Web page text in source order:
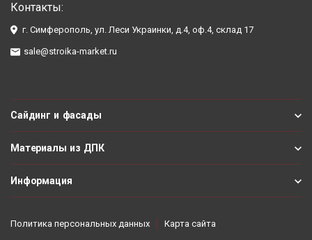
Контакты:
г. Симферополь, ул. Леси Украинки, д.4, оф.4, склад 17
sale@stroika-market.ru
Сайдинг и фасады
Материалы из ДПК
Информация
Политика персональных данных Карта сайта